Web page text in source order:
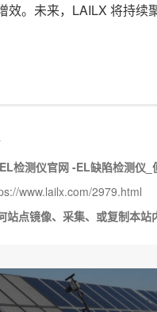
效。未来，LAILX 将持
检测仪官网 -EL缺陷检测仪
www.lailx.com/2979.html
站点镜像、采集、或复制本站